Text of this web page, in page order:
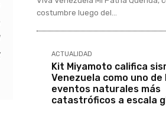
costumbre luego del...
ACTUALIDAD
Kit Miyamoto califica
Venezuela como uno
eventos naturales más
catastróficos a escala